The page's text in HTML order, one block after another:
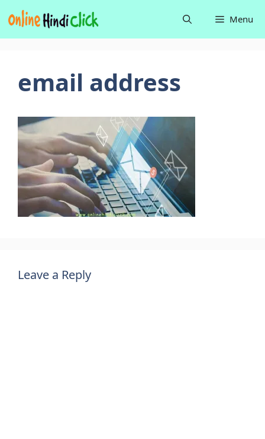
to
content
Menu
email address
Leave a Reply